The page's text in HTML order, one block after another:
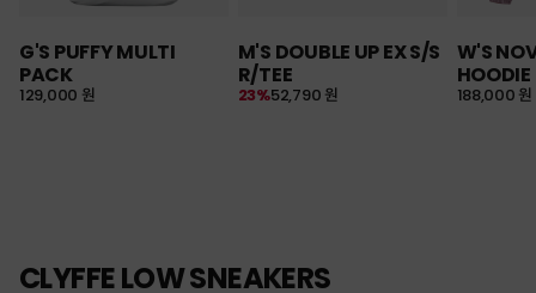
G'S PUFFY MULTI
PACK
129,000 원
M'S DOUBLE UP EX S/S
R/TEE
52,790 원
23%
W'S
HOODIE
188,000 원
CLYFFE LOW SNEAKERS